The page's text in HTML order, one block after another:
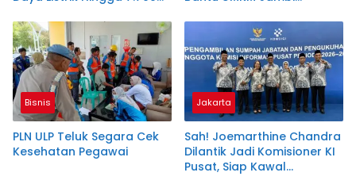
Bisnis
PLN ULP Teluk Segara Cek
Kesehatan Pegawai
Jakarta
Sah! Joemarthine Chandra
Dilantik Jadi Komisioner KI
Pusat, Siap Kawal